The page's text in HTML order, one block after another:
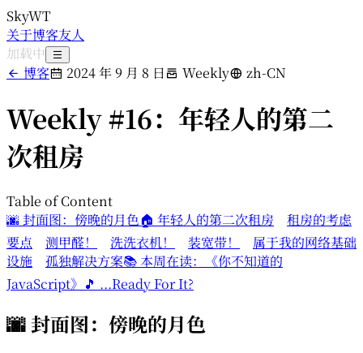
SkyWT
关于博客友人
加载中
博客
2024 年 9 月 8 日 Weekly zh-CN
Weekly #16：年轻人的第二
次租房
Table of Content
🌆 封面图：傍晚的月色🏠 年轻人的第二次租房
租房的考虑
要点
测甲醛！ 洗洗衣机！ 装宽带！
属于我的网络基础
设施
孤独解决方案📚 本周在读：《你不知道的
JavaScript》 🎵 ...Ready For It?
🌆 封面图：傍晚的月色